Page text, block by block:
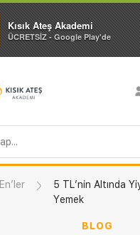
Kısık Ateş Akademi
ÜCRETSİZ - Google Play'de
En’ler
5 TL’nin Altında
Yemek
BLOG